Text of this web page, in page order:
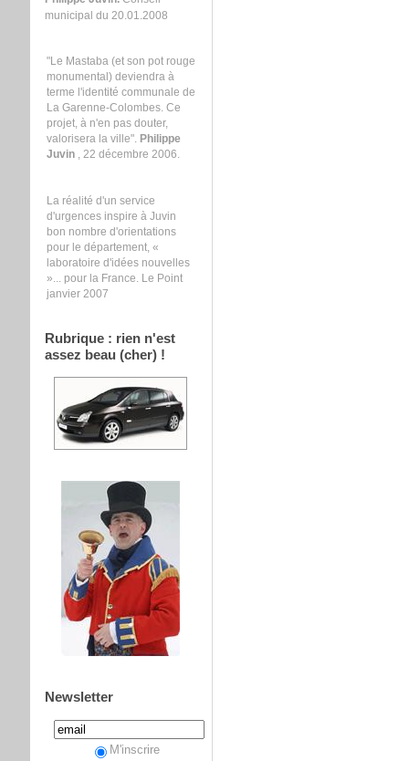
municipal du 20.01.2008
"Le Mastaba (et son pot rouge
monumental) deviendra à
terme l'identité communale de
La Garenne-Colombes. Ce
projet, à n'en pas douter,
valorisera la ville".
Philippe
Juvin
, 22 décembre 2006.
La réalité d'un service
d'urgences inspire à Juvin
bon nombre d'orientations
pour le département, «
laboratoire d'idées nouvelles
»... pour la France. Le Point
janvier 2007
Rubrique : rien n'est
assez beau (cher) !
Newsletter
M'inscrire